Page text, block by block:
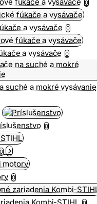
0
a vysávače 0
a vysávače 0
suché a mokré vysávanie
0
0
0
Kombi-STIHL